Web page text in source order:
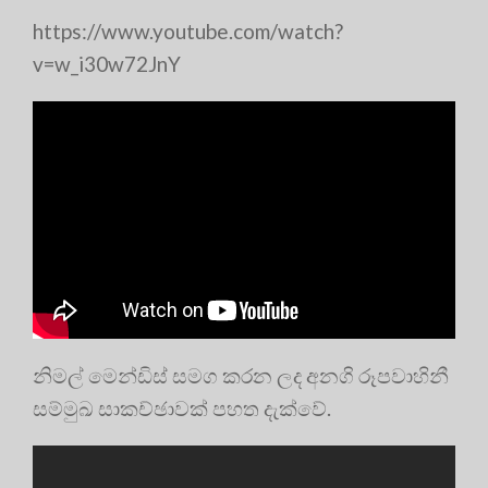
https://www.youtube.com/watch?
v=w_i30w72JnY
නිමල් මෙන්ඩිස් සමග කරන ලද අනගි රූපවාහිනී
සම්මුඛ සාකච්ඡාවක් පහත දැක්වේ.